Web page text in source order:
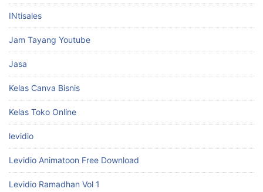
INtisales
Jam Tayang Youtube
Jasa
Kelas Canva Bisnis
Kelas Toko Online
levidio
Levidio Animatoon Free Download
Levidio Ramadhan Vol 1